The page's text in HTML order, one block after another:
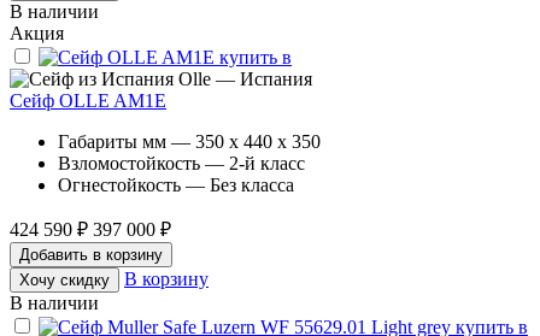
В наличии
Акция
Olle — Испания
Сейф OLLE AM1E
Габариты мм — 350 x 440 x 350
Взломостойкость — 2-й класс
Огнестойкость — Без класса
424 590 ₽ 397 000 ₽
Добавить в корзину
Хочу скидку
В корзину
В наличии